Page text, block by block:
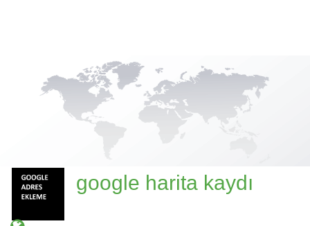
google harita kaydı